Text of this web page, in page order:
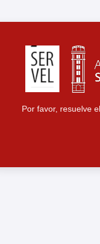
Por favor, resuelve